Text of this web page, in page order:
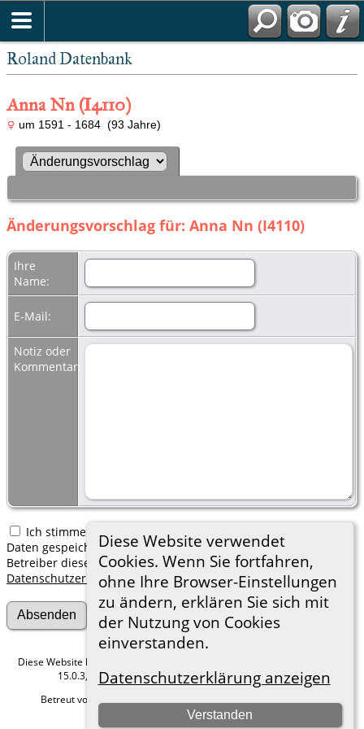
Roland Datenbank
Diese Website verwendet
Cookies. Wenn Sie fortfahren,
ohne Ihre Browser-Einstellungen
zu ändern, erklären Sie sich mit
der Nutzung von Cookies
einverstanden.
Datenschutzerklärung anzeigen
Verstanden
Anna Nn (I4110)
um 1591 - 1684 (93 Jahre)
Änderungsvorschlag für: Anna Nn (I4110)
Ihre
Name:
E-Mail:
Notiz oder
Kommentar:
Ich stimme zu, dass meine hier erfassten persönlichen
Daten gespeichert werden. Ich verstehe, dass ich jederzeit den
Betreiber dieser Website bitten kann, diese Daten zu löschen.
Datenschutzerklärung
Diese Website läuft mit
15.0.3, programmiert von Darrin Lythgoe © 2001-2026.
Betreut von
Hier geht es zum Impressum